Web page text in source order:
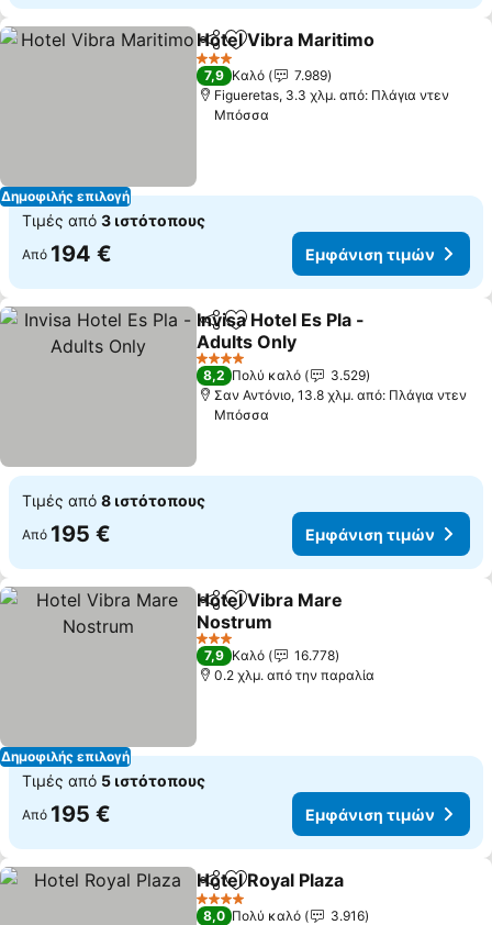
Δημοφιλής επιλογή
Κοινοποίηση
Προσθήκη στα αγαπημένα
Hotel Vibra Maritimo
3 Αστέρια
7,9 Καλό
7.989
Figueretas, 3.3 χλμ. από: Πλάγια ντεν
Μπόσσα
Τιμές από 3 ιστότοπους
Από 194 € Εμφάνιση τιμών
Κοινοποίηση
Προσθήκη στα αγαπημένα
Invisa Hotel Es Pla -
Adults Only
4 Αστέρια
8,2 Πολύ καλό
3.529
Σαν Αντόνιο, 13.8 χλμ. από: Πλάγια ντεν
Μπόσσα
Τιμές από 8 ιστότοπους
Από 195 € Εμφάνιση τιμών
Δημοφιλής επιλογή
Κοινοποίηση
Προσθήκη στα αγαπημένα
Hotel Vibra Mare
Nostrum
3 Αστέρια
7,9 Καλό
16.778
0.2 χλμ. από την παραλία
Τιμές από 5 ιστότοπους
Από 195 € Εμφάνιση τιμών
Κοινοποίηση
Προσθήκη στα αγαπημένα
Hotel Royal Plaza
4 Αστέρια
8,0 Πολύ καλό
3.916